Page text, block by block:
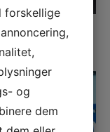
forskellige
og
dem